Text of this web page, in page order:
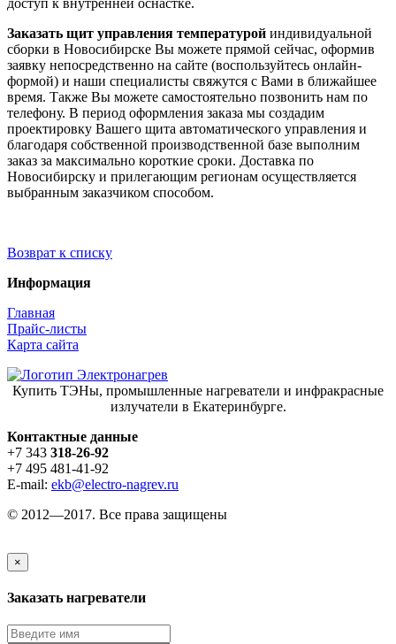
Заказать щит управления температурой индивидуальной
сборки в Новосибирске Вы можете прямой сейчас, оформив
заявку непосредственно на сайте (воспользуйтесь онлайн-
формой) и наши специалисты свяжутся с Вами в ближайшее
время. Также Вы можете самостоятельно позвонить нам по
телефону. В период оформления заказа мы создадим
проектировку Вашего щита автоматического управления и
благодаря собственной производственной базе выполним
заказ за максимально короткие сроки. Доставка по
Новосибирску и прилегающим регионам осуществляется
выбранным заказчиком способом.
Возврат к списку
Информация
Главная
Прайс-листы
Карта сайта
Купить ТЭНы, промышленные нагреватели и инфракрасные
излучатели в Екатеринбурге.
Контактные данные
+7 343 318-26-92
+7 495 481-41-92
E-mail: ekb@electro-nagrev.ru
© 2012—2017. Все права защищены
×
Заказать нагреватели